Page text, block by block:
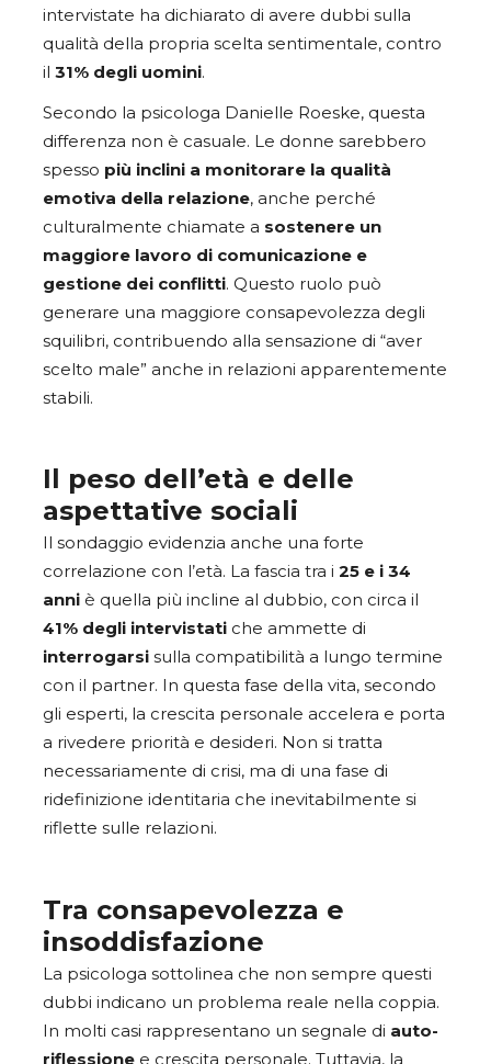
intervistate ha dichiarato di avere dubbi sulla
qualità della propria scelta sentimentale, contro
il 31% degli uomini.
Secondo la psicologa Danielle Roeske, questa
differenza non è casuale. Le donne sarebbero
spesso più inclini a monitorare la qualità
emotiva della relazione, anche perché
culturalmente chiamate a sostenere un
maggiore lavoro di comunicazione e
gestione dei conflitti. Questo ruolo può
generare una maggiore consapevolezza degli
squilibri, contribuendo alla sensazione di “aver
scelto male” anche in relazioni apparentemente
stabili.
Il peso dell’età e delle
aspettative sociali
Il sondaggio evidenzia anche una forte
correlazione con l’età. La fascia tra i 25 e i 34
anni è quella più incline al dubbio, con circa il
41% degli intervistati che ammette di
interrogarsi sulla compatibilità a lungo termine
con il partner. In questa fase della vita, secondo
gli esperti, la crescita personale accelera e porta
a rivedere priorità e desideri. Non si tratta
necessariamente di crisi, ma di una fase di
ridefinizione identitaria che inevitabilmente si
riflette sulle relazioni.
Tra consapevolezza e
insoddisfazione
La psicologa sottolinea che non sempre questi
dubbi indicano un problema reale nella coppia.
In molti casi rappresentano un segnale di auto-
riflessione e crescita personale. Tuttavia, la